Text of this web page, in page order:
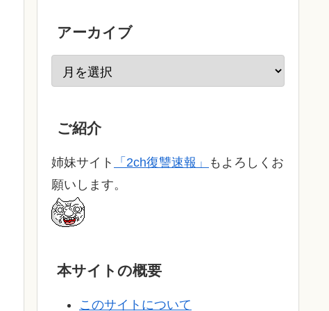
アーカイブ
ご紹介
姉妹サイト 「2ch復讐速報」
もよろしくお
願いします。
本サイトの概要
このサイトについて